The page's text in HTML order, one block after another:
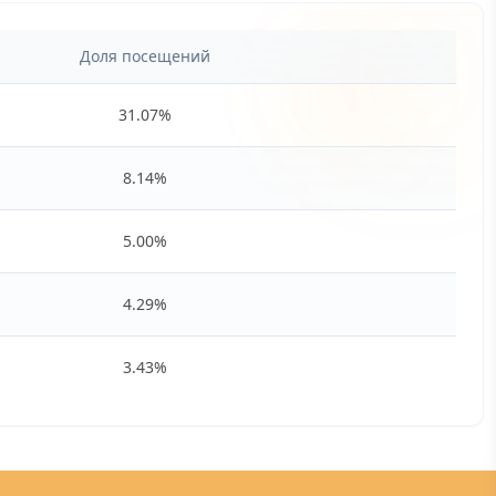
Доля посещений
31.07%
8.14%
5.00%
4.29%
3.43%